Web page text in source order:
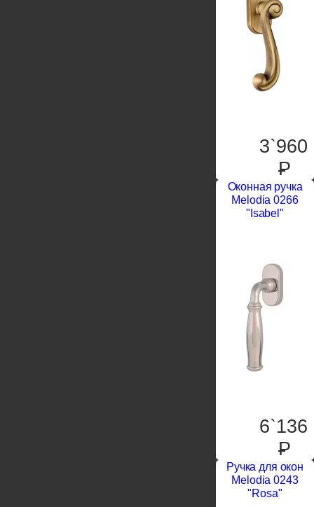
3`960
P
Оконная ручка
Melodia 0266
"Isabel"
6`136
P
Ручка для окон
Melodia 0243
"Rosa"